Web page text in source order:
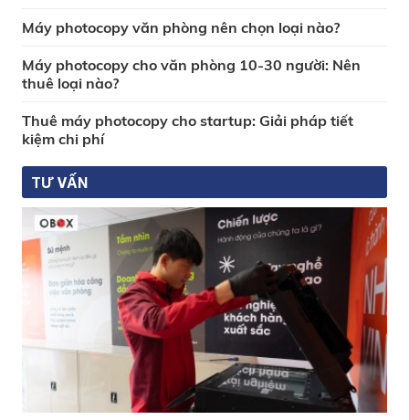
Máy photocopy văn phòng nên chọn loại nào?
Máy photocopy cho văn phòng 10-30 người: Nên
thuê loại nào?
Thuê máy photocopy cho startup: Giải pháp tiết
kiệm chi phí
TƯ VẤN